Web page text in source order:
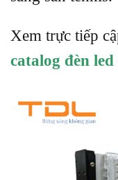
Xem trực tiếp
catalog đèn